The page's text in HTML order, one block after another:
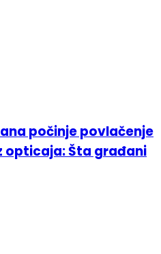
počinje povlačenje
opticaja: Šta građani